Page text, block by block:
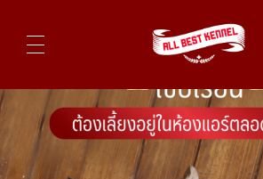
ไซบีเรียนฮัสกี้ ฟาร์มไซบีเรียนที่ดีที่สุดในไทย ติดต่อสอบถาม 0819119104